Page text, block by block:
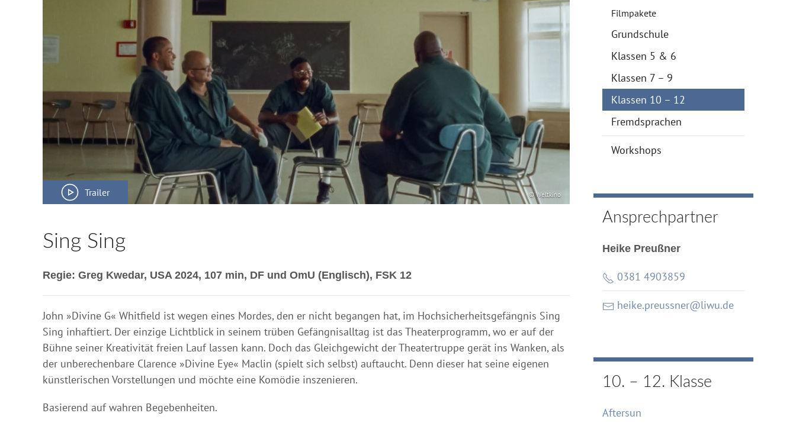
Trailer © Weltkino
Sing Sing
Regie: Greg Kwedar, USA 2024, 107 min, DF und OmU (Englisch), FSK 12
John »Divine G« Whitfield ist wegen eines Mordes, den er nicht begangen hat, im Hochsicherheitsgefängnis Sing
Sing inhaftiert. Der einzige Lichtblick in seinem trüben Gefängnisalltag ist das Theaterprogramm, wo er auf der
Bühne seiner Kreativität freien Lauf lassen kann. Doch das Gleichgewicht der Theatertruppe gerät ins Wanken, als
der unberechenbare Clarence »Divine Eye« Maclin (spielt sich selbst) auftaucht. Denn dieser hat seine eigenen
künstlerischen Vorstellungen und möchte eine Komödie inszenieren.
Basierend auf wahren Begebenheiten.
Filmpakete
Grundschule
Klassen 5 & 6
Klassen 7 – 9
Klassen 10 – 12
Fremdsprachen
Workshops
Ansprechpartner
Heike Preußner
0381 4903859
heike.preussner@liwu.de
10. – 12. Klasse
Aftersun